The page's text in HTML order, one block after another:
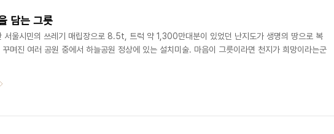
담는 그릇
서울시민의 쓰레기 매립장으로 8.5t, 트럭 약 1,300만대분이 있었던 난지도가 생명의 땅으로 복
꾸며진 여러 공원 중에서 하늘공원 정상에 있는 설치미술. 마음이 그릇이라면 천지가 희망이라는군